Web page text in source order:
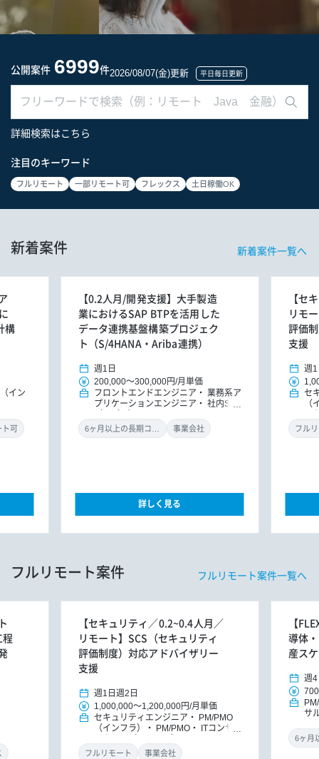
公開案件 6999件2026/08/07(金)更新 平日毎日更新
詳細検索はこちら
注目のキーワード
フルリモート 一部リモート可 フレックス 土日稼働OK
新着案件 新着案件一覧へ
構
イン
ト可
【0.2人月/開発支援】大手製造
業におけるSAP BTPを活用した
データ連携基盤構築プロジェク
ト（S/4HANA・Ariba連携）
週1日
200,000～300,000円/月単価
フロントエンドエンジニア
業務系ア
プリケーションエンジニア
社内SE
事業会社
詳しく見る
【セ
リモ
評価
支援
週1
セ
（
ン
フル
フルリモート案件 フルリモート案件一覧へ
程
【セキュリティ／0.2~0.4人月／
リモート】SCS（セキュリティ
評価制度）対応アドバイザリー
支援
週1日 週2日
1,000,000～1,200,000円/月単価
セキュリティエンジニア
PM/PMO
（インフラ）
PM/PMO
ITコンサ
ント
DXコンサルタント
フルリモート 事業会社
【
導体
産ス
週4
サ